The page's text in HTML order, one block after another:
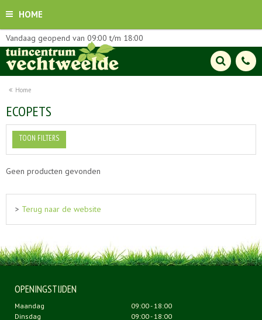
HOME
Home
Vandaag geopend van 09:00 t/m 18:00
ECOPETS
TOON FILTERS
Geen producten gevonden
> Terug naar de website
OPENINGSTIJDEN
Maandag
09:00 - 18:00
Dinsdag
09:00 - 18:00